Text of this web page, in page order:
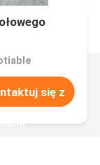
się z
nami